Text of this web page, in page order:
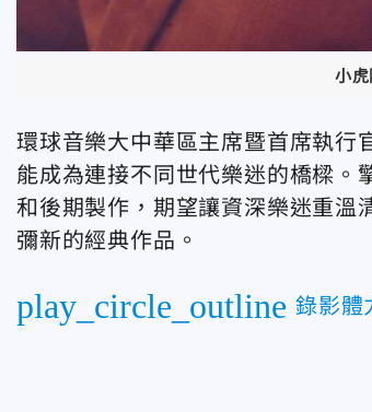
小虎
環球音樂大中華區主席暨首席執行
能成為連接不同世代樂迷的橋樑。
和後期製作，期望讓資深樂迷重溫
彌新的經典作品。
play_circle_outline 錄影體